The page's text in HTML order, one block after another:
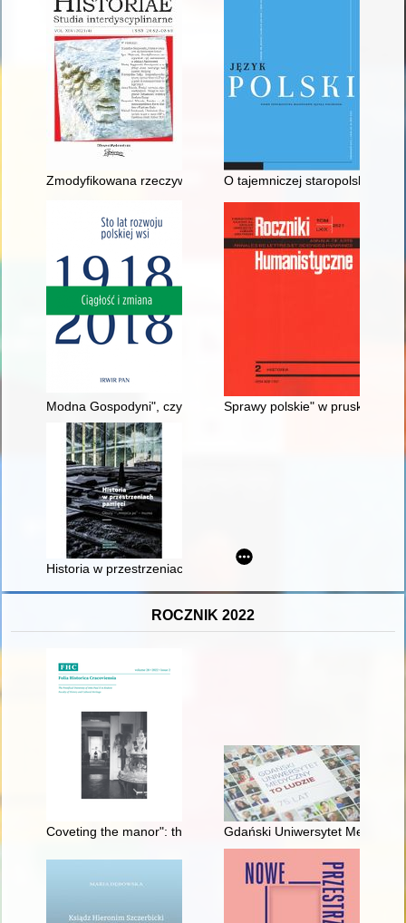
Zmodyfikowana rzeczywistość i jej zastosowanie w edukacji
O tajemniczej staropolskiej
Modna Gospodyni", czyli prasa jako narzędzie
Sprawy polskie" w pruskim
Historia w przestrzeniach pamięci : obozy - "miejsca po" -
ROCZNIK 2022
Coveting the manor": the feud between father Józef
Gdański Uniwersytet